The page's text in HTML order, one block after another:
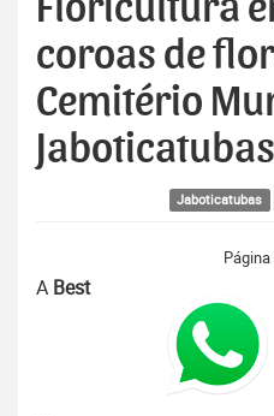
Floricultura
coroas de
Cemitério
Jaboticatubas
A Best